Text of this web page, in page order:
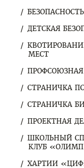
БЕЗОПАСНОСТЬ
ДЕТСКАЯ
МЕСТ
СТРАНИЧКА
СТРАНИЧКА
ПРОЕКТНАЯ
ШКОЛЬНЫЙ
КЛУБ
ХАРТИИ